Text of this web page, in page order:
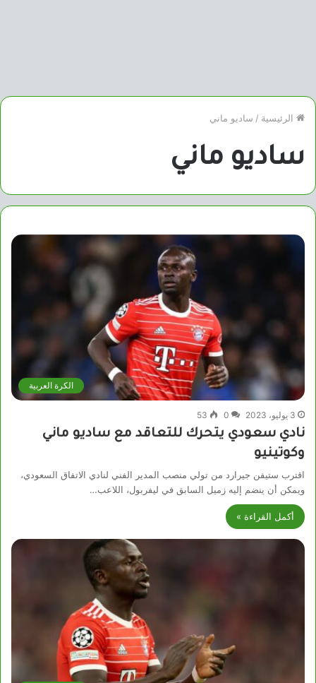
الرئيسية / ساديو ماني
ساديو ماني
الكرة العربية
3 يوليو، 2023 0
53
نادي سعودي يتحرك للتعاقد مع ساديو ماني
وكوتينيو
اقترب ستيفن جيرارد من تولي منصب المدير الفني لنادي الاتفاق السعودي،
ويمكن أن ينضم إليه زميل السابق في ليفربول، اللاعب…
أكمل القراءة »